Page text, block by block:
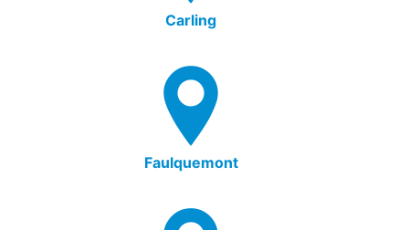
Carling
Faulquemont